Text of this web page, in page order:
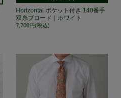
Horizontal ポケット付き 140番手
双糸ブロード｜ホワイト
7,700円(税込)